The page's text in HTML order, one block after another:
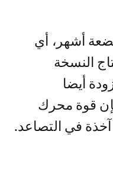
أشهر، أي
في إنتاج النسخة
208، المزودة أيضا
قوة محرك
آخذة في التصاعد.